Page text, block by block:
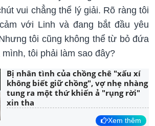
vui chẳng thể lý giải. Rõ ràng tôi
với Linh và đang bắt đầu yêu
tôi cũng không thể từ bỏ đứa
tôi phải làm sao đây?
Bị nhân tình của chồng chê "xấu xí
không biết giữ chồng", vợ nhẹ nhàng
tung ra một thứ khiến ả "rụng rời"
xin tha
Xem thêm